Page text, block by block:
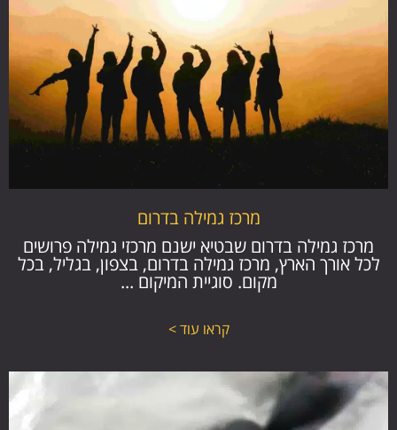
מרכז גמילה בדרום
מרכז גמילה בדרום שבטיא ישנם מרכזי גמילה פרושים
לכל אורך הארץ, מרכז גמילה בדרום, בצפון, בגליל, בכל
מקום. סוגיית המיקום ...
קראו עוד >